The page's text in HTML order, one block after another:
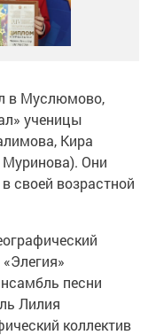
в Муслюмово,
ученицы
Кира
Они
своей возрастной
песни
Лилия
коллектив